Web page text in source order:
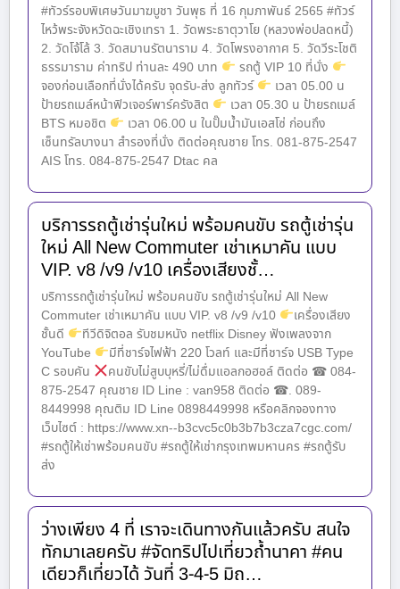
#ทัวร์รอบพิเศษวันมาฆบูชา วันพุธ ที่ 16 กุมภาพันธ์ 2565 #ทัวร์
ไหว้พระจังหวัดฉะเชิงเทรา 1. วัดพระธาตุวาโย (หลวงพ่อปลดหนี้)
2. วัดโจ้โล้ 3. วัดสมานรัตนาราม 4. วัดโพรงอากาศ 5. วัดวีระโชติ
ธรรมาราม ค่าทริป ท่านละ 490 บาท
รถตู้ VIP 10 ที่นั่ง
จองก่อนเลือกที่นั่งได้ครับ จุดรับ-ส่ง ลูกทัวร์
เวลา 05.00 น
ป้ายรถเมล์หน้าฟิวเจอร์พาร์ครังสิต
เวลา 05.30 น ป้ายรถเมล์
BTS หมอชิต
เวลา 06.00 น ในปั๊มน้ำมันเอสโซ่ ก่อนถึง
เซ็นทรัลบางนา สำรองที่นั่ง ติดต่อคุณชาย โทร. 081-875-2547
AIS โทร. 084-875-2547 Dtac คล
บริการรถตู้เช่ารุ่นใหม่ พร้อมคนขับ รถตู้เช่ารุ่น
ใหม่ All New Commuter เช่าเหมาคัน แบบ
VIP. v8 /v9 /v10 เครื่องเสียงชั้…
บริการรถตู้เช่ารุ่นใหม่ พร้อมคนขับ รถตู้เช่ารุ่นใหม่ All New
Commuter เช่าเหมาคัน แบบ VIP. v8 /v9 /v10
เครื่องเสียง
ชั้นดี
ทีวีดิจิตอล รับชมหนัง netflix Disney ฟังเพลงจาก
YouTube
มีที่ชาร์จไฟฟ้า 220 โวลท์ และมีที่ชาร์จ USB Type
C รอบคัน
คนขับไม่สูบบุหรี่/ไม่ดื่มแอลกอฮอล์ ติดต่อ ☎ 084-
875-2547 คุณชาย ID Line : van958 ติดต่อ ☎. 089-
8449998 คุณติม ID Line 0898449998 หรือคลิกจองทาง
เว็บไซต์ : https://www.xn--b3cvc5c0b3b7b3cza7cgc.com/
#รถตู้ให้เช่าพร้อมคนขับ #รถตู้ให้เช่ากรุงเทพมหานคร #รถตู้รับ
ส่ง
ว่างเพียง 4 ที่ เราจะเดินทางกันแล้วครับ สนใจ
ทักมาเลยครับ #จัดทริปไปเที่ยวถ้ำนาคา #คน
เดียวก็เที่ยวได้ วันที่ 3-4-5 มิถ…